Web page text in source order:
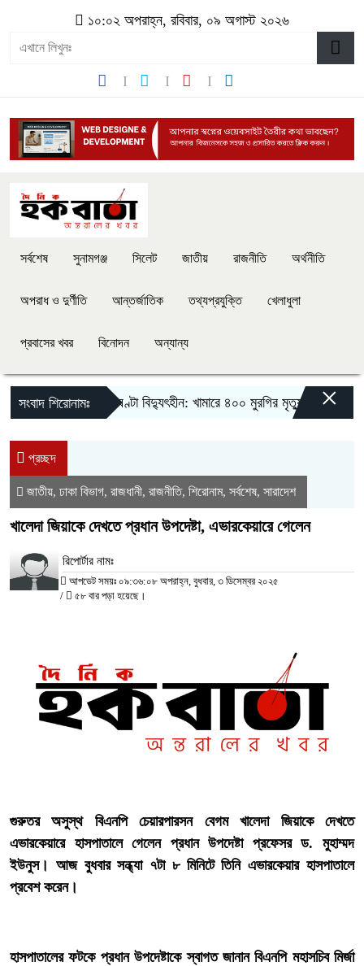
১০:০২ অপরাহ্ন, রবিবার, ০৯ অগাস্ট ২০২৬
সর্বশেষ সুনামগঞ্জ সিলেট জাতীয় রাজনীতি অর্থনীতি
অপরাধ ও দুর্ণীতি আন্তর্জাতিক তথ্যপ্রযুক্তি খেলাধুলা
প্রবাসের খবর বিনোদন অন্যান্য
সংবাদ শিরোনামঃদীর্ঘ ৮ ঘণ্টা বিদ্যুৎহীন: খামারে ৪০০ মুরগির মৃত্যু ‎সিলেট-
×
প্রচ্ছদ
জাতীয়, ঢাকা বিভাগ, রাজধানী, রাজনীতি, শিরোনাম, সর্বশেষ, সারাদেশ
খালেদা জিয়াকে দেখতে প্রধান উপদেষ্টা, এভারকেয়ারে গেলেন
রিপোর্টার নামঃ
আপডেট সময়ঃ ০৯:৩৬:০৮ অপরাহ্ন, বুধবার, ৩ ডিসেম্বর ২০২৫
/
৫৮ বার পড়া হয়েছে।
‎গুরুতর অসুস্থ বিএনপি চেয়ারপারসন বেগম খালেদা জিয়াকে দেখতে
এভারকেয়ারে হাসপাতালে গেলেন প্রধান উপদেষ্টা প্রফেসর ড. মুহাম্মদ
ইউনুস। আজ বুধবার সন্ধ্যা ৭টা ৮ মিনিটে তিনি এভারকেয়ার হাসপাতালে
প্রবেশ করেন।
‎হাসপাতালের ফটকে প্রধান উপদেষ্টাকে স্বাগত জানান বিএনপি মহাসচিব মির্জা